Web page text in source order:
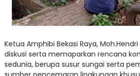
Ketua Amphibi Bekasi Raya,
diskusi serta memaparkan rencana
sedunia, berupa susur sungai serta